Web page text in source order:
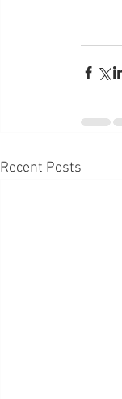
Recent Posts